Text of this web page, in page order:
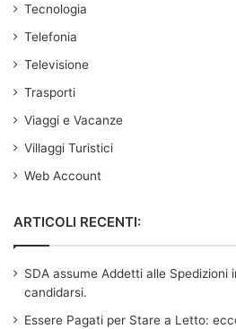
Tecnologia
Telefonia
Televisione
Trasporti
Viaggi e Vacanze
Villaggi Turistici
Web Account
ARTICOLI RECENTI:
SDA assume Addetti alle Spedizioni
candidarsi.
Essere Pagati per Stare a Letto: